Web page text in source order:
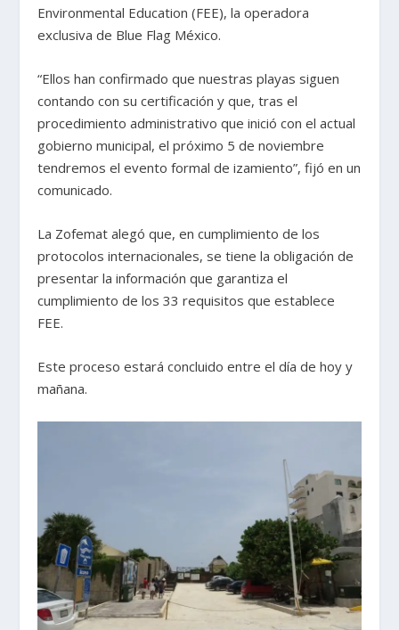
Environmental Education (FEE), la operadora
exclusiva de Blue Flag México.
“Ellos han confirmado que nuestras playas siguen
contando con su certificación y que, tras el
procedimiento administrativo que inició con el actual
gobierno municipal, el próximo 5 de noviembre
tendremos el evento formal de izamiento”, fijó en un
comunicado.
La Zofemat alegó que, en cumplimiento de los
protocolos internacionales, se tiene la obligación de
presentar la información que garantiza el
cumplimiento de los 33 requisitos que establece
FEE.
Este proceso estará concluido entre el día de hoy y
mañana.